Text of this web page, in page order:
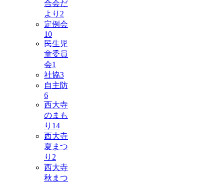
合会だ
より 2
定例会
10
民生児
童委員
会1
社協3
自主防
6
西大寺
のまも
り 14
西大寺
夏まつ
り 2
西大寺
秋まつ